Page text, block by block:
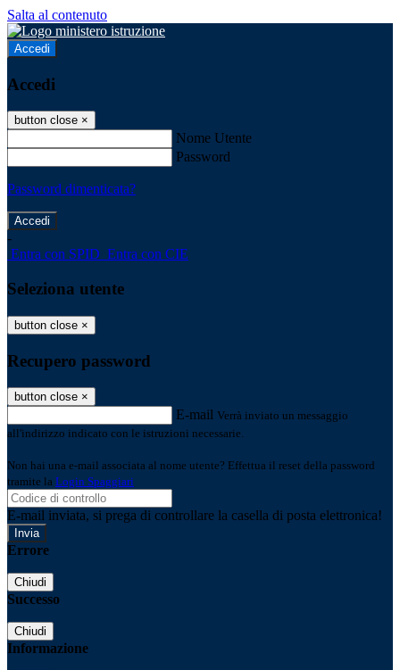
Salta al contenuto
Accedi
Accedi
button close ×
Nome Utente
Password
Password dimenticata?
-
Entra con SPID Entra con CIE
Seleziona utente
button close ×
Recupero password
button close ×
E-mail Verrà inviato un messaggio
all'indirizzo indicato con le istruzioni necessarie.
Non hai una e-mail associata al nome utente? Effettua il reset della password
tramite la Login Spaggiari
E-mail inviata, si prega di controllare la casella di posta elettronica!
Errore
Chiudi
Successo
Chiudi
Informazione